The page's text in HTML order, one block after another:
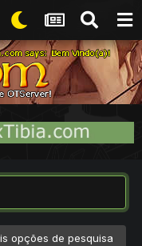
opções de pesquisa